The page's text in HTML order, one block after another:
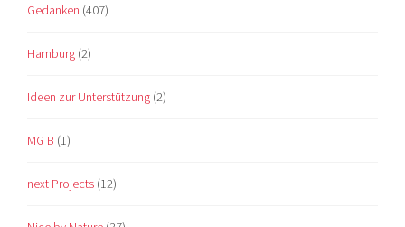
Gedanken (407)
Hamburg (2)
Ideen zur Unterstützung (2)
MG B (1)
next Projects (12)